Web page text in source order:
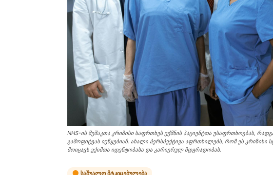
NHS-ის მუშაკთა კრიზისი საფრთხეს უქმნის პაციენტთა უსაფრთხოებას,
გამოფიტვას იუწყებიან. ახალი პერსპექტივა აფრთხილებს, რომ ეს
მოიცავს ექიმთა იდენტობასა და კარიერულ მდგრადობას.
საშუალო მტკიცებულება